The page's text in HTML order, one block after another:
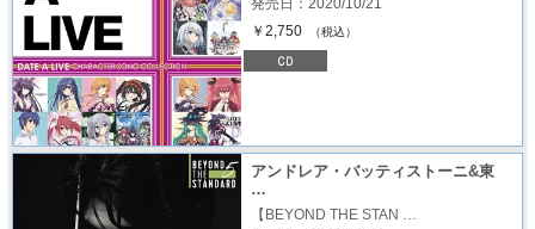
発売日：2020/10/21
￥2,750
（税込）
アンドレア・バッティストーニ&東
…
【BEYOND THE STAN …